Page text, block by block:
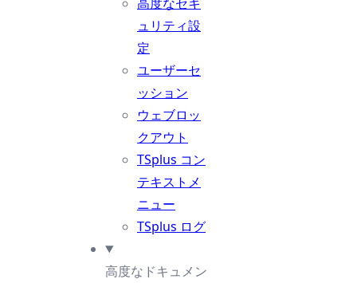
ュリティ設
定
ユーザーセ
ッション
ウェブロッ
クアウト
TSplus コン
テキストメ
ニュー
TSplus ログ
高度なドキュメン